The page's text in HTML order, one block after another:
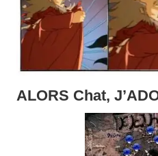
ALORS Chat,